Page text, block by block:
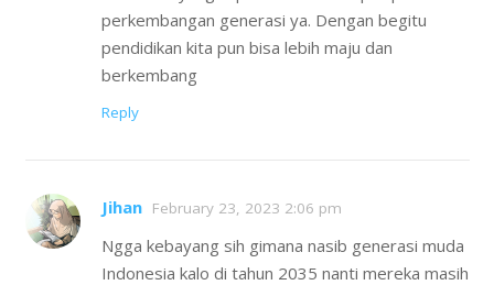
perkembangan generasi ya. Dengan begitu
pendidikan kita pun bisa lebih maju dan
berkembang
Reply
Jihan February 23, 2023 2:06 pm
Ngga kebayang sih gimana nasib generasi muda
Indonesia kalo di tahun 2035 nanti mereka masih